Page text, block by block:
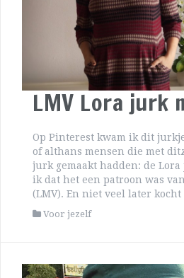
LMV Lora jurk
Op Pinterest kwam ik dit
of althans mensen die met
jurk gemaakt hadden: de
ik dat het een patroon was
(LMV). En niet veel later
Voor jezelf